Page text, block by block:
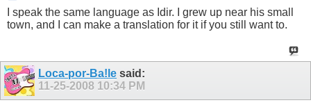
I speak the same language as Idir. I grew up near his small
town, and I can make a translation for it if you still want to.
Loca-por-Ba!le said:
11-25-2008 10:34 PM